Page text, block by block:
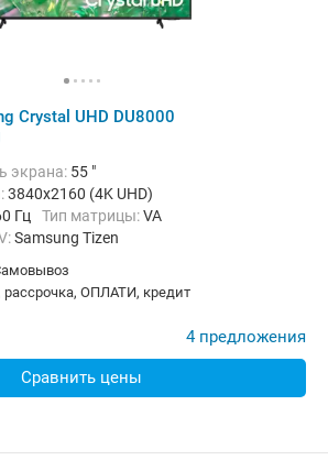
Crystal UHD DU8000
экрана: 55 "
3840x2160 (4K UHD)
Гц Тип матрицы:VA
Samsung Tizen
рассрочка, ОПЛАТИ, кредит
4 предложения
Сравнить цены